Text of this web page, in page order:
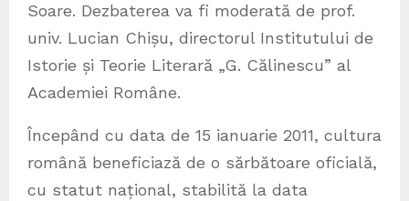
Soare. Dezbaterea va fi moderată de prof.
univ. Lucian Chișu, directorul Institutului de
Istorie și Teorie Literară „G. Călinescu” al
Academiei Române.
Începând cu data de 15 ianuarie 2011, cultura
română beneficiază de o sărbătoare oficială,
cu statut național, stabilită la data